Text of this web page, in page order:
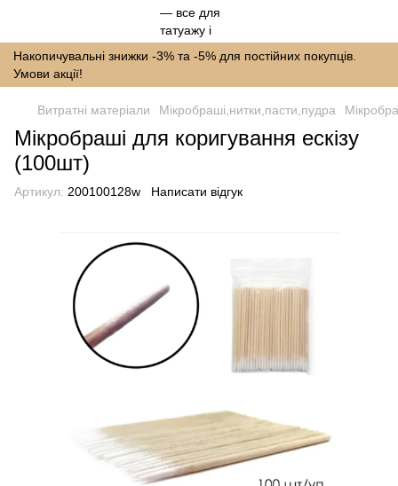
Накопичувальні знижки -3% та -5% для постійних покупців.
Умови акції!
Витратні матеріали Мікробраші,нитки,пасти,пудра
Мікробраші для коригування ескізу
(100шт)
Артикул: 200100128w Написати відгук